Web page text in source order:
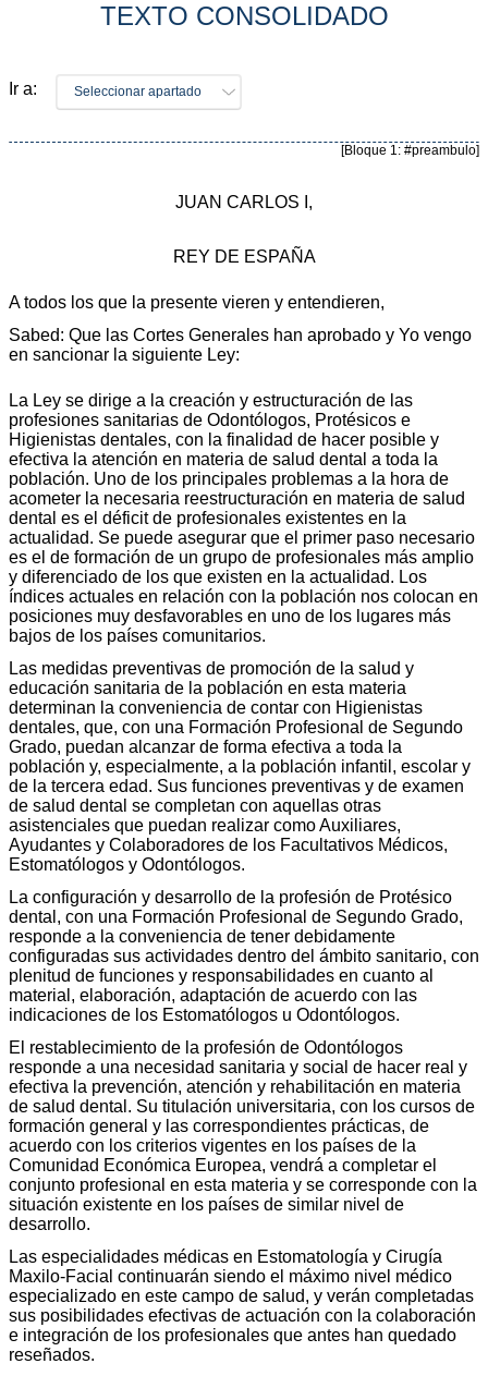
TEXTO CONSOLIDADO
Ir a: Seleccionar apartado
[Bloque 1: #preambulo]
JUAN CARLOS I,
REY DE ESPAÑA
A todos los que la presente vieren y entendieren,
Sabed: Que las Cortes Generales han aprobado y Yo vengo
en sancionar la siguiente Ley:
La Ley se dirige a la creación y estructuración de las
profesiones sanitarias de Odontólogos, Protésicos e
Higienistas dentales, con la finalidad de hacer posible y
efectiva la atención en materia de salud dental a toda la
población. Uno de los principales problemas a la hora de
acometer la necesaria reestructuración en materia de salud
dental es el déficit de profesionales existentes en la
actualidad. Se puede asegurar que el primer paso necesario
es el de formación de un grupo de profesionales más amplio
y diferenciado de los que existen en la actualidad. Los
índices actuales en relación con la población nos colocan en
posiciones muy desfavorables en uno de los lugares más
bajos de los países comunitarios.
Las medidas preventivas de promoción de la salud y
educación sanitaria de la población en esta materia
determinan la convenien­cia de contar con Higienistas
dentales, que, con una Formación Profesional de Segundo
Grado, puedan alcanzar de forma efectiva a toda la
población y, especialmente, a la población infantil, escolar y
de la tercera edad. Sus funciones preventivas y de examen
de salud dental se completan con aquellas otras
asistenciales que puedan realizar como Auxiliares,
Ayudantes y Colaboradores de los Facultativos Médicos,
Estomatólogos y Odontólogos.
La configuración y desarrollo de la profesión de Protésico
dental, con una Formación Profesional de Segundo Grado,
res­ponde a la conveniencia de tener debidamente
configuradas sus actividades dentro del ámbito sanitario, con
plenitud de funciones y responsabilidades en cuanto al
material, elaboración, adaptación de acuerdo con las
indicaciones de los Estomatólogos u Odontólo­gos.
El restablecimiento de la profesión de Odontólogos
responde a una necesidad sanitaria y social de hacer real y
efectiva la prevención, atención y rehabilitación en materia
de salud dental. Su titulación universitaria, con los cursos de
formación general y las correspondientes prácticas, de
acuerdo con los criterios vigentes en los países de la
Comunidad Económica Europea, vendrá a completar el
conjunto profesional en esta materia y se corresponde con la
situación existente en los países de similar nivel de
desarrollo.
Las especialidades médicas en Estomatología y Cirugía
Maxilo-Facial continuarán siendo el máximo nivel médico
especializado en este campo de salud, y verán completadas
sus posibilidades efectivas de actuación con la colaboración
e integración de los profesionales que antes han quedado
reseñados.